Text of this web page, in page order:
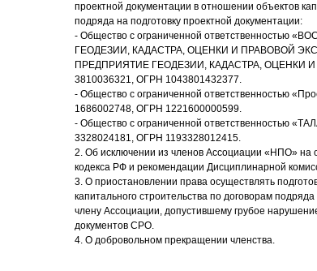
проектной документации в отношении объектов
подряда на подготовку проектной документации:
- Общество с ограниченной
ГЕОДЕЗИИ, КАДАСТРА, ОЦЕНКИ И ПРАВОВОЙ
ПРЕДПРИЯТИЕ ГЕОДЕЗИИ, КАДАСТРА, ОЦЕНКИ
3810036321, ОГРН 1043801432377.
- Общество с ограниченной ответственностью
1686002748, ОГРН 1221600000599.
- Общество с ограниченной ответственностью
3328024181, ОГРН 1193328012415.
2. Об исключении из членов Ассоциации «НПО» на
кодекса РФ и рекомендации Дисциплинарной
3. О приостановлении права осуществлять
капитального строительства по договорам
члену Ассоциации, допустившему грубое
документов СРО.
4. О добровольном прекращении членства.